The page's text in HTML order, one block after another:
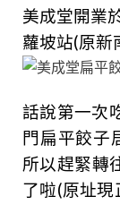
美成堂開業
蘿坡站(原新
話說第一次
門扁平餃子
所以趕緊轉
了啦(原址